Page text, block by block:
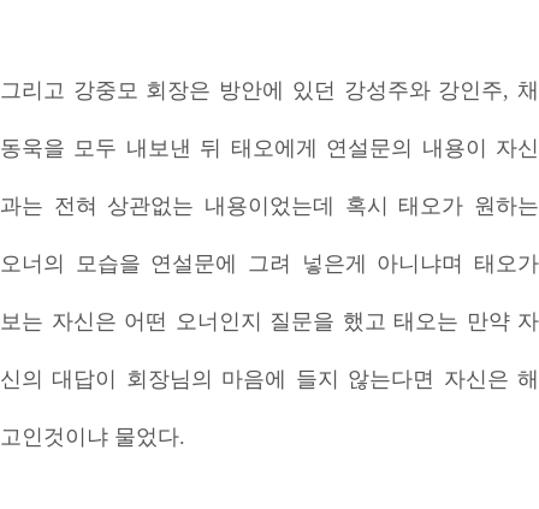
그리고 강중모 회장은 방안에 있던 강성주와 강인주, 채
동욱을 모두 내보낸 뒤 태오에게 연설문의 내용이 자신
과는 전혀 상관없는 내용이었는데 혹시 태오가 원하는
오너의 모습을 연설문에 그려 넣은게 아니냐며 태오가
보는 자신은 어떤 오너인지 질문을 했고 태오는 만약 자
신의 대답이 회장님의 마음에 들지 않는다면 자신은 해
고인것이냐 물었다.